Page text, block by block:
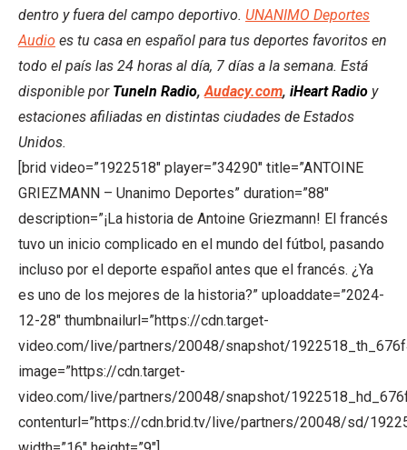
dentro y fuera del campo deportivo. UNANIMO Deportes
Audio es tu casa en español para tus deportes favoritos en
todo el país las 24 horas al día, 7 días a la semana. Está
disponible por TuneIn Radio,Audacy.com, iHeart Radio y
estaciones afiliadas en distintas ciudades de Estados
Unidos.
[brid video=”1922518″ player=”34290″ title=”ANTOINE
GRIEZMANN – Unanimo Deportes” duration=”88″
description=”¡La historia de Antoine Griezmann! El francés
tuvo un inicio complicado en el mundo del fútbol, pasando
incluso por el deporte español antes que el francés. ¿Ya
es uno de los mejores de la historia?” uploaddate=”2024-
12-28″ thumbnailurl=”https://cdn.target-
video.com/live/partners/20048/snapshot/
image=”https://cdn.target-
video.com/live/partners/20048/snapshot/
contenturl=”https://cdn.brid.tv/live/partners/20048/sd/